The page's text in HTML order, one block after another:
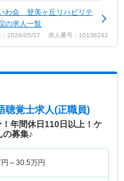
わ会 登美ヶ丘リハビリテ
の求人一覧
：2026/05/27 求人番号：10136242
聴覚士求人(正職員)
！年間休日110日以上！ケ
の募集♪
～30.5万円